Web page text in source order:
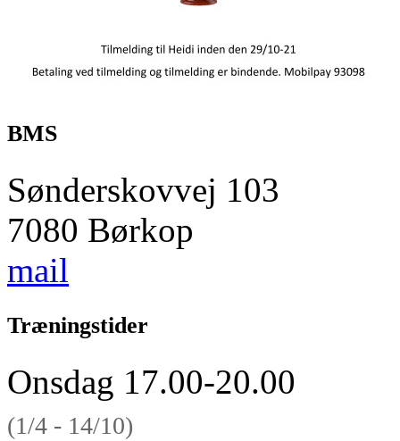
BMS
Sønderskovvej 103
7080 Børkop
mail
Træningstider
Onsdag 17.00-20.00
(1/4 - 14/10)